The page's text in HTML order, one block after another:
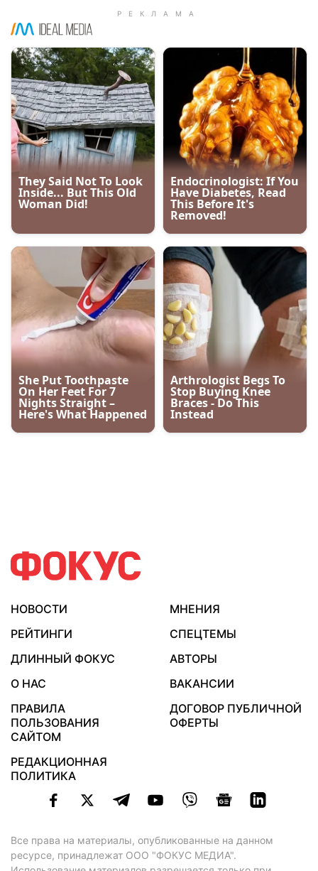
НОВОСТИ
МНЕНИЯ
РЕЙТИНГИ
СПЕЦТЕМЫ
ДЛИННЫЙ ФОКУС
АВТОРЫ
О НАС
ВАКАНСИИ
ПРАВИЛА
ПОЛЬЗОВАНИЯ
САЙТОМ
ДОГОВОР ПУБЛИЧНОЙ
ОФЕРТЫ
РЕДАКЦИОННАЯ
ПОЛИТИКА
Все права на материалы, опубликованные на данном
ресурсе, принадлежат ООО "ФОКУС МЕДИА".